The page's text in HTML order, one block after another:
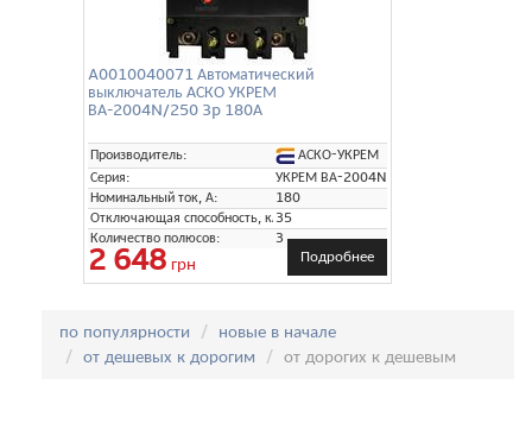
A0010040071 Автоматический
выключатель АСКО УКРЕМ
ВА-2004N/250 3p 180А
Производитель:
АСКО-УКРЕМ
Серия:
УКРЕМ ВА-2004N
Номинальный ток, А:
180
Отключающая способность, кА:35
Количество полюсов:
3
2 648 грн Подробнее
по популярности
новые в начале
от дешевых к дорогим
от дорогих к дешевым